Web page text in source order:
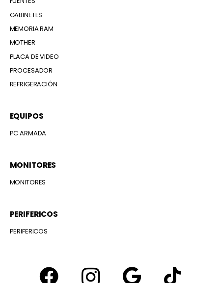
GABINETES
MEMORIA RAM
MOTHER
PLACA DE VIDEO
PROCESADOR
REFRIGERACIÓN
EQUIPOS
PC ARMADA
MONITORES
MONITORES
PERIFERICOS
PERIFERICOS